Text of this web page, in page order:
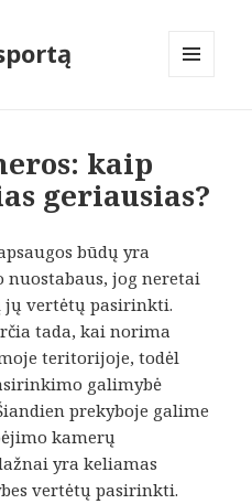
kaip
geriausias?
būdų yra
nuostabaus, jog neretai
jų vertėtų pasirinkti.
tada, kai norima
teritorijoje, todėl
galimybė
prekyboje galime
kamerų
yra keliamas
vertėtų pasirinkti.